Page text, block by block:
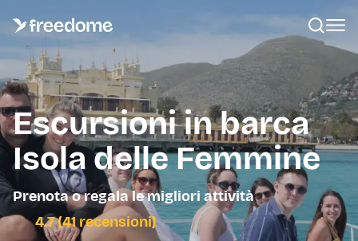
Escursioni in barca
Isola delle Femmine
Prenota o regala le migliori attività
4.7 (41 recensioni)